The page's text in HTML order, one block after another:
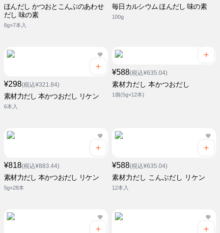
ほんだし かつおとこんぶのあわせ
だし 味の素
8g×7本入
毎日カルシウム ほんだし 味の素
100g
¥298(税込¥321.84)
素材力だし 本かつおだし リケン
6本入
¥588(税込¥635.04)
素材力だし 本かつおだし
1個(5g×12本)
¥818(税込¥883.44)
素材力だし 本かつおだし リケン
5g×28本
¥588(税込¥635.04)
素材力だし こんぶだし リケン
12本入